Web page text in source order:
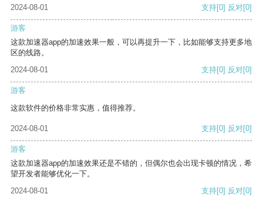
2024-08-01 支持[0] 反对[0]
游客
这款加速器app的加速效果一般，可以再提升一下，比如能够支持更多地
区的线路。
2024-08-01
支持[0] 反对[0]
游客
这款软件的价格非常实惠，值得推荐。
2024-08-01 支持[0] 反对[0]
游客
这款加速器app的加速效果还是不错的，但偶尔也会出现卡顿的情况，希
望开发者能够优化一下。
2024-08-01
支持[0] 反对[0]